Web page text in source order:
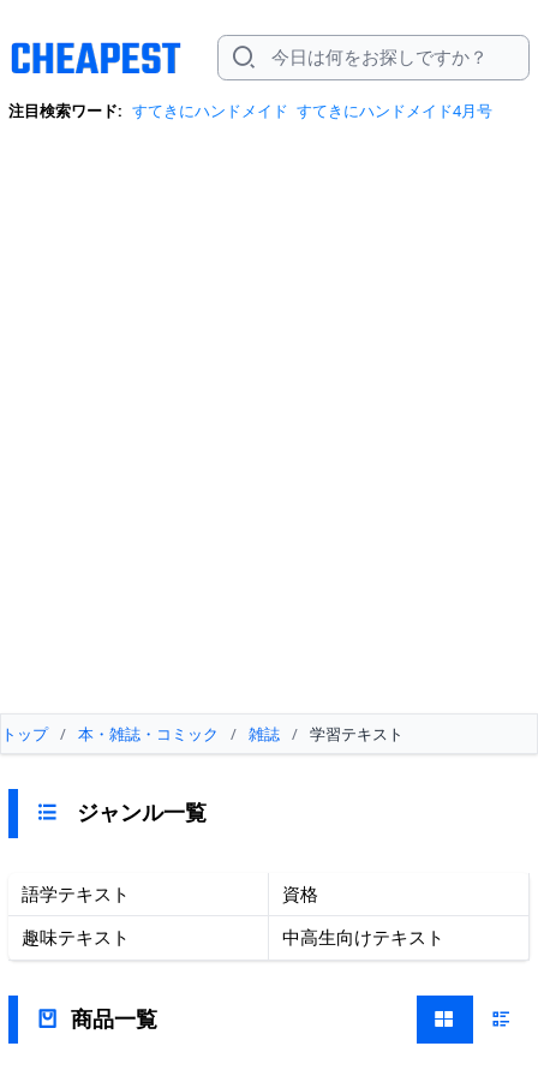
注目検索ワード: すてきにハンドメイド すてきにハンドメイド4月号
トップ / 本・雑誌・コミック / 雑誌 / 学習テキスト
ジャンル一覧
語学テキスト
資格
趣味テキスト
中高生向けテキスト
商品一覧